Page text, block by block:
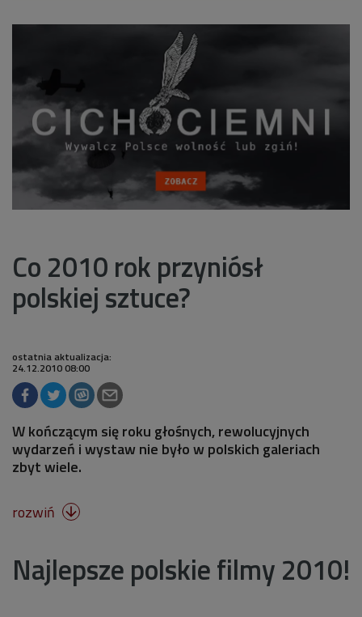
Co 2010 rok przyniósł
polskiej sztuce?
ostatnia aktualizacja:
24.12.2010 08:00
W kończącym się roku głośnych, rewolucyjnych
wydarzeń i wystaw nie było w polskich galeriach
zbyt wiele.
rozwiń 
Najlepsze polskie filmy 2010!